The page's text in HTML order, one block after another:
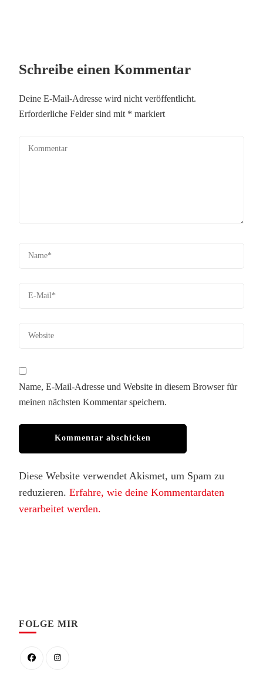
Schreibe einen Kommentar
Deine E-Mail-Adresse wird nicht veröffentlicht.
Erforderliche Felder sind mit * markiert
Name, E-Mail-Adresse und Website in diesem Browser für
meinen nächsten Kommentar speichern.
Diese Website verwendet Akismet, um Spam zu
reduzieren. Erfahre, wie deine Kommentardaten
verarbeitet werden.
FOLGE MIR